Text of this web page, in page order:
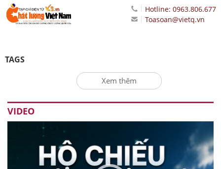
Hotline: 0963.806.677
Toasoan@vietq.vn
TAGS
Xem thêm
VIDEO